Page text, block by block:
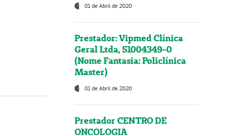
01 de Abril de 2020
Prestador: Vipmed Clínica
Geral Ltda, 51004349-0
(Nome Fantasia: Policlínica
Master)
01 de Abril de 2020
Prestador CENTRO DE
ONCOLOGIA